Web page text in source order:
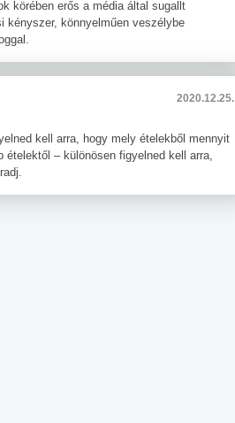
körében erős a média által sugallt
kényszer, könnyelműen veszélybe
2020.12.25.
kell arra, hogy mely ételekből mennyit
– különösen figyelned kell arra,